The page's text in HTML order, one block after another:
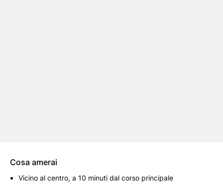
Cosa amerai
Vicino al centro, a 10 minuti dal corso principale